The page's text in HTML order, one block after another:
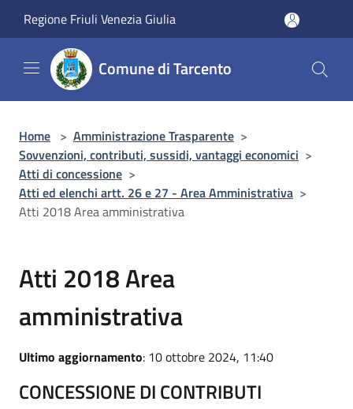
Regione Friuli Venezia Giulia
Comune di Tarcento
Home > Amministrazione Trasparente >
Sovvenzioni, contributi, sussidi, vantaggi economici >
Atti di concessione >
Atti ed elenchi artt. 26 e 27 - Area Amministrativa >
Atti 2018 Area amministrativa
Atti 2018 Area
amministrativa
Ultimo aggiornamento: 10 ottobre 2024, 11:40
CONCESSIONE DI CONTRIBUTI